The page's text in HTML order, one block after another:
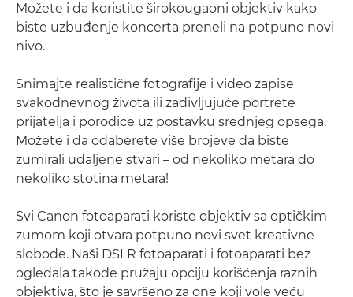
Možete i da koristite širokougaoni objektiv kako
biste uzbuđenje koncerta preneli na potpuno novi
nivo.
Snimajte realistične fotografije i video zapise
svakodnevnog života ili zadivljujuće portrete
prijatelja i porodice uz postavku srednjeg opsega.
Možete i da odaberete više brojeve da biste
zumirali udaljene stvari – od nekoliko metara do
nekoliko stotina metara!
Svi Canon fotoaparati koriste objektiv sa optičkim
zumom koji otvara potpuno novi svet kreativne
slobode. Naši DSLR fotoaparati i fotoaparati bez
ogledala takođe pružaju opciju korišćenja raznih
objektiva, što je savršeno za one koji vole veću